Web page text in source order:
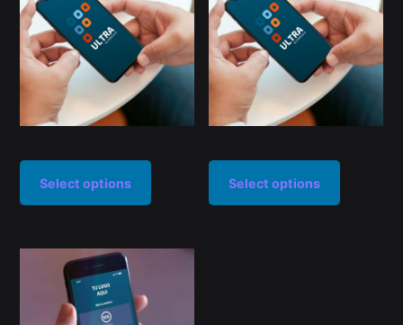
Select options Select options